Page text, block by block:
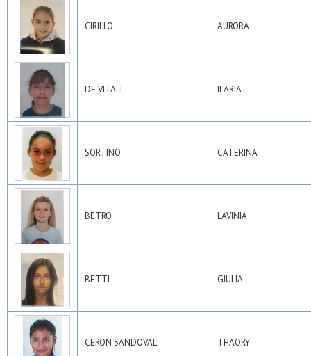
CIRILLO AURORA
DE VITALI ILARIA
SORTINO CATERINA
BETRO' LAVINIA
BETTI GIULIA
CERON SANDOVAL THAORY